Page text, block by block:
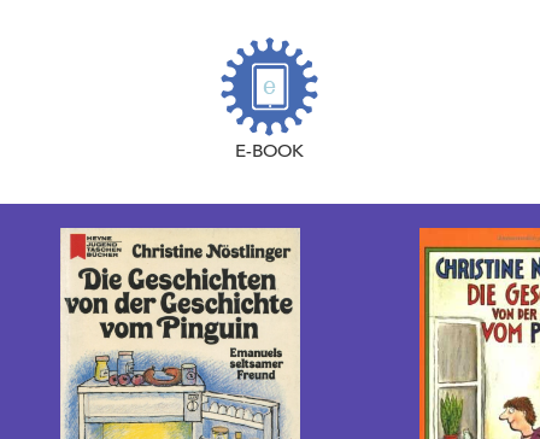
E-BOOK